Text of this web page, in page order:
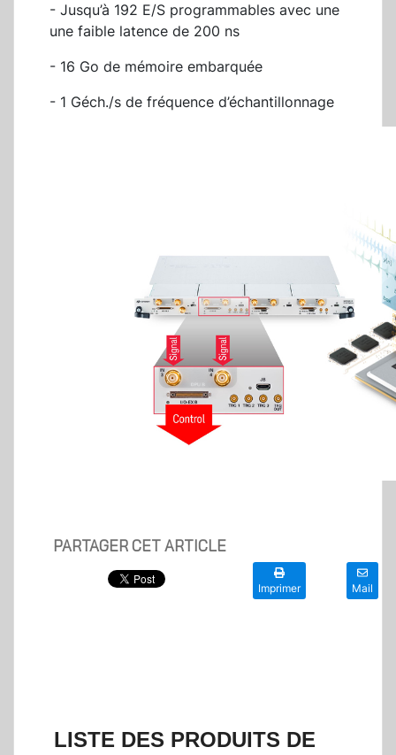
- Jusqu’à 192 E/S programmables avec une
une faible latence de 200 ns
- 16 Go de mémoire embarquée
- 1 Géch./s de fréquence d’échantillonnage
PARTAGER CET ARTICLE
Imprimer Mail
LISTE DES PRODUITS DE